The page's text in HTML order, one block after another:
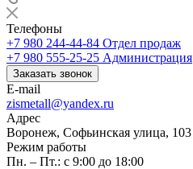
Телефоны
+7 980 244-44-84 Отдел продаж
+7 980 555-25-25 Администрация
Заказать звонок
E-mail
zismetall@yandex.ru
Адрес
Воронеж, Софьинская улица, 103
Режим работы
Пн. – Пт.: с 9:00 до 18:00